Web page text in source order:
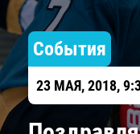
События
23 МАЯ, 2018,